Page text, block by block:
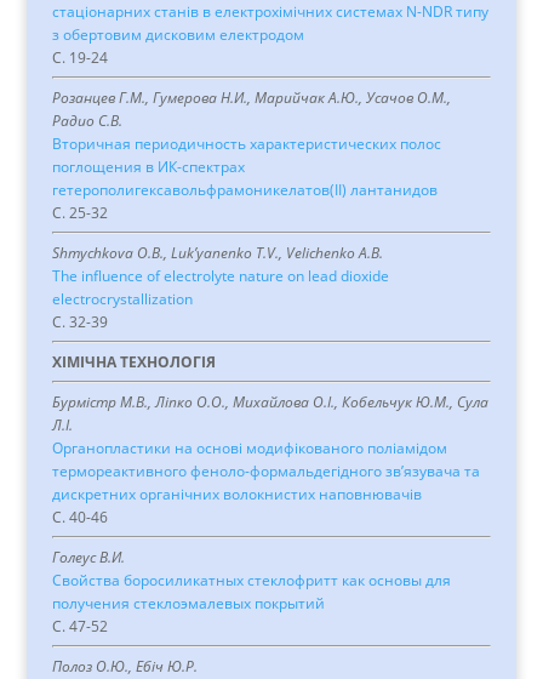
стаціонарних станів в електрохімічних системах N-NDR типу
з обертовим дисковим електродом
C. 19-24
Розанцев Г.М., Гумерова Н.И., Марийчак А.Ю., Усачов О.М.,
Радио С.В.
Вторичная периодичность характеристических полос
поглощения в ИК-спектрах
гетерополигексавольфрамоникелатов(ІІ) лантанидов
C. 25-32
Shmychkova O.B., Luk’yanenko T.V., Velichenko A.B.
The influence of electrolyte nature on lead dioxide
electrocrystallization
C. 32-39
ХІМІЧНА ТЕХНОЛОГІЯ
Бурмістр М.В., Ліпко О.О., Михайлова О.І., Кобельчук Ю.М., Сула
Л.І.
Органопластики на основі модифікованого поліамідом
термореактивного феноло-формальдегідного зв’язувача та
дискретних органічних волокнистих наповнювачів
C. 40-46
Голеус В.И.
Свойства боросиликатных стеклофритт как основы для
получения стеклоэмалевых покрытий
C. 47-52
Полоз О.Ю., Ебіч Ю.Р.